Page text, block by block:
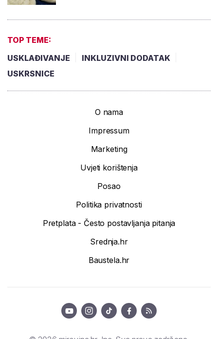
TOP TEME:
USKLAĐIVANJE
INKLUZIVNI DODATAK
USKRSNICE
O nama
Impressum
Marketing
Uvjeti korištenja
Posao
Politika privatnosti
Pretplata - Često postavljanja pitanja
Srednja.hr
Baustela.hr